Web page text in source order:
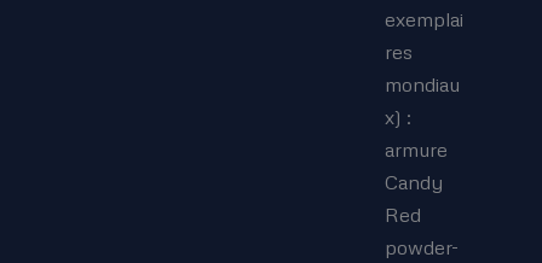
exemplai
res
mondiau
x) :
armure
Candy
Red
powder-